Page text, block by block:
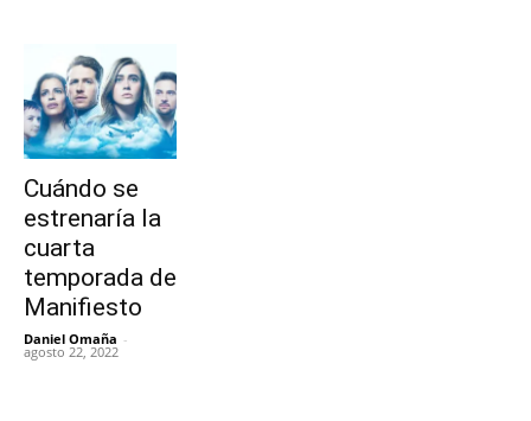
Cuándo se
estrenaría la
cuarta
temporada de
Manifiesto
Daniel Omaña -
agosto 22, 2022